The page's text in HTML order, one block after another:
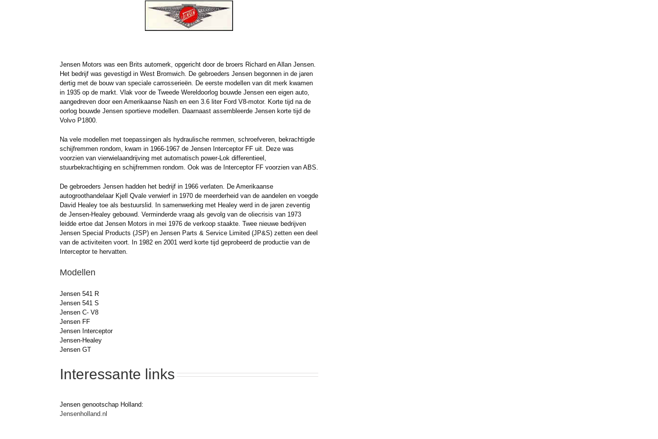
Jensen Motors was een Brits automerk, opgericht door de broers Richard en Allan Jensen.
Het bedrijf was gevestigd in West Bromwich. De gebroeders Jensen begonnen in de jaren
dertig met de bouw van speciale carrosserieën. De eerste modellen van dit merk kwamen
in 1935 op de markt. Vlak voor de Tweede Wereldoorlog bouwde Jensen een eigen auto,
aangedreven door een Amerikaanse Nash en een 3.6 liter Ford V8-motor. Korte tijd na de
oorlog bouwde Jensen sportieve modellen. Daarnaast assembleerde Jensen korte tijd de
Volvo P1800.
Na vele modellen met toepassingen als hydraulische remmen, schroefveren, bekrachtigde
schijfremmen rondom, kwam in 1966-1967 de Jensen Interceptor FF uit. Deze was
voorzien van vierwielaandrijving met automatisch power-Lok differentieel,
stuurbekrachtiging en schijfremmen rondom. Ook was de Interceptor FF voorzien van ABS.
De gebroeders Jensen hadden het bedrijf in 1966 verlaten. De Amerikaanse
autogroothandelaar Kjell Qvale verwierf in 1970 de meerderheid van de aandelen en voegde
David Healey toe als bestuurslid. In samenwerking met Healey werd in de jaren zeventig
de Jensen-Healey gebouwd. Verminderde vraag als gevolg van de oliecrisis van 1973
leidde ertoe dat Jensen Motors in mei 1976 de verkoop staakte. Twee nieuwe bedrijven
Jensen Special Products (JSP) en Jensen Parts & Service Limited (JP&S) zetten een deel
van de activiteiten voort. In 1982 en 2001 werd korte tijd geprobeerd de productie van de
Interceptor te hervatten.
Modellen
Jensen 541 R
Jensen 541 S
Jensen C- V8
Jensen FF
Jensen Interceptor
Jensen-Healey
Jensen GT
Interessante links
Jensen genootschap Holland:
Jensenholland.nl